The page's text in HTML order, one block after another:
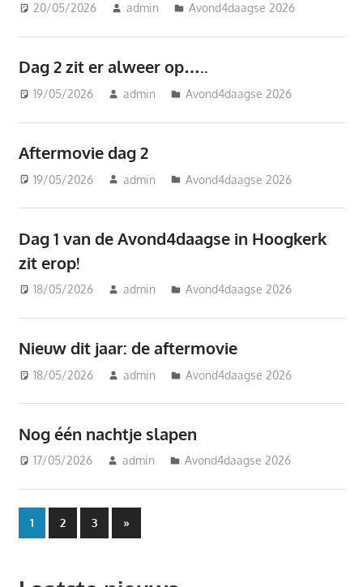
20/05/2026 admin Avond4daagse 2026
Dag 2 zit er alweer op…..
19/05/2026 admin Avond4daagse 2026
Aftermovie dag 2
19/05/2026 admin Avond4daagse 2026
Dag 1 van de Avond4daagse in Hoogkerk
zit erop!
18/05/2026 admin Avond4daagse 2026
Nieuw dit jaar: de aftermovie
18/05/2026 admin Avond4daagse 2026
Nog één nachtje slapen
17/05/2026 admin Avond4daagse 2026
Berichten
1 2 3
Volgende
berichten
»